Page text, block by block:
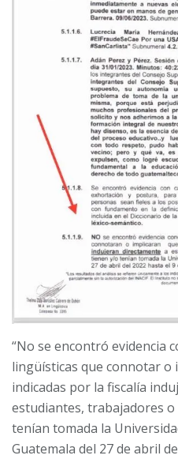
“No se encontró evidencia
lingüísticas que connotar o
indicadas por la fiscalía
estudiantes, trabajadores
tenían tomada la
Guatemala del 27 de abril